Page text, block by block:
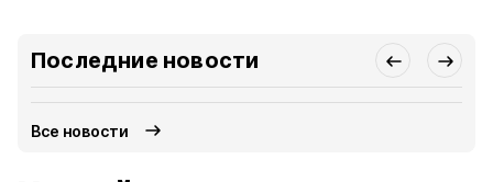
Последние новости
Все новости